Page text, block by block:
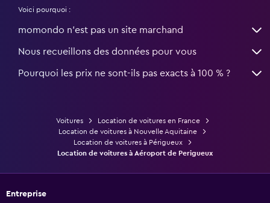
Voici pourquoi :
momondo n'est pas un site marchand
Nous recueillons des données pour vous
Pourquoi les prix ne sont-ils pas exacts à 100 % ?
Voitures
Location de voitures en France
Location de voitures à Nouvelle Aquitaine
Location de voitures à Périgueux
Location de voitures à Aéroport de Perigueux
Entreprise